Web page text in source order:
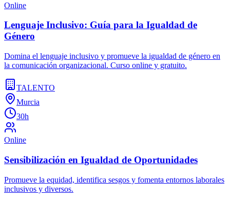
Online
Lenguaje Inclusivo: Guía para la Igualdad de
Género
Domina el lenguaje inclusivo y promueve la igualdad de género en
la comunicación organizacional. Curso online y gratuito.
TALENTO
Murcia
30h
Online
Sensibilización en Igualdad de Oportunidades
Promueve la equidad, identifica sesgos y fomenta entornos laborales
inclusivos y diversos.